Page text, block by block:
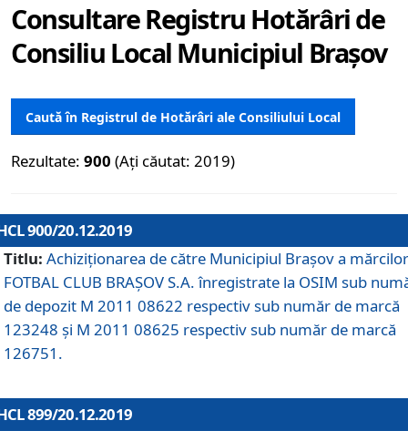
Consultare Registru Hotărâri de
Consiliu Local Municipiul Brașov
Caută în Registrul de Hotărâri ale Consiliului Local
Rezultate: 900 (Ați căutat: 2019)
900/20.12.2019
Titlu: Achiziționarea de către Municipiul Brașov a mărcilor
FOTBAL CLUB BRAȘOV S.A. înregistrate la OSIM sub
de depozit M 2011 08622 respectiv sub număr de marcă
123248 și M 2011 08625 respectiv sub număr de marcă
126751.
899/20.12.2019